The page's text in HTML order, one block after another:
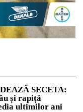
SECETA:
și rapiță
ultimilor ani